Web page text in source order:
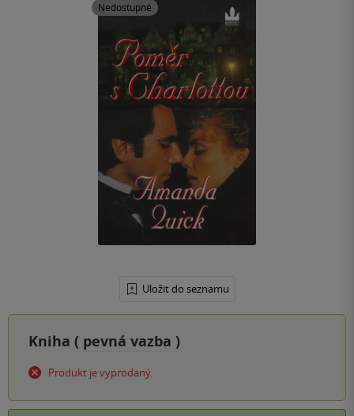
Nedostupné
Uložit do seznamu
Kniha ( pevná vazba )
Produkt je vyprodaný.